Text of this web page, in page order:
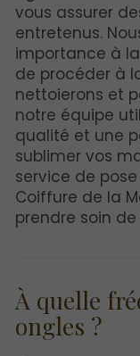
vous assurer
entretenus.
importance à
de procéder à
nettoierons et
notre équipe
qualité et une
sublimer vos
service de
Coiffure de la
prendre soin
À quelle
ongles ?